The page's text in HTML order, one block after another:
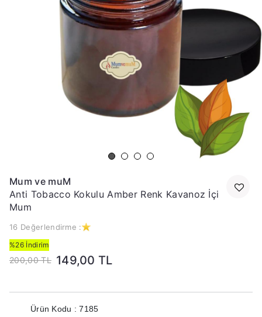
Mum ve muM
Anti Tobacco Kokulu Amber Renk Kavanoz İçi
Mum
16 Değerlendirme :
%26 İndirim
200,00 TL 149,00 TL
Ürün Kodu : 7185